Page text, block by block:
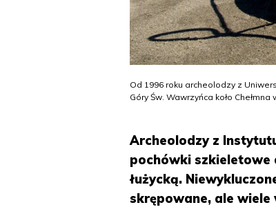
Od 1996 roku archeolodzy z
Góry Św. Wawrzyńca koło
Archeolodzy z
pochówki szkieletowe
łużycką.
skrępowane, ale